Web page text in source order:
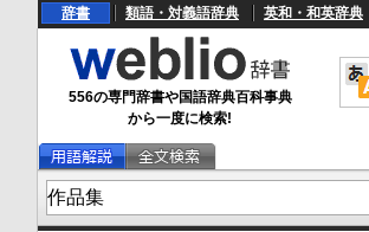
辞書 類語・対義語辞典 英和・和英辞典
556の専門辞書や国語辞典百科事典
から一度に検索!